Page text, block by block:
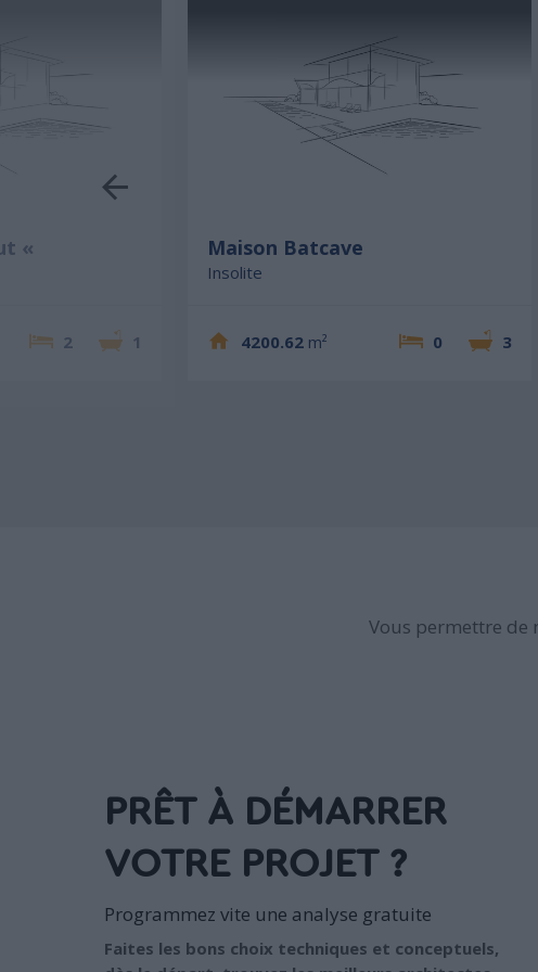
«
2 1
Maison Batcave
Insolite
4200.62 m² 0 3
Vous permettre de
PRÊT À DÉMARRER
VOTRE PROJET ?
Programmez vite une analyse gratuite
Faites les bons choix techniques et conceptuels,